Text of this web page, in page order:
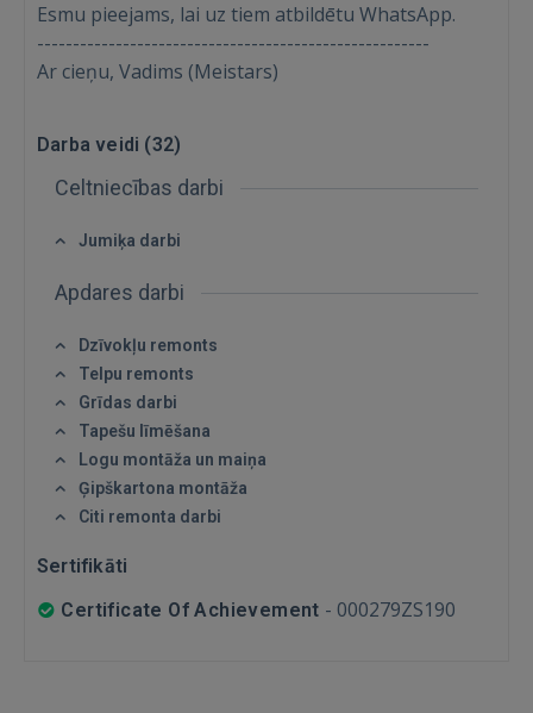
Ienākt
Aizmirsāt paroli?
 Sign in with Apple
REĢISTRĀCIJA
Esmu pieejams, lai uz tiem atbildētu WhatsApp.
-------------------------------------------------------
Ar cieņu, Vadims (Meistars)
Darba veidi (32)
Celtniecības darbi
Jumiķa darbi
Apdares darbi
Dzīvokļu remonts
Telpu remonts
Grīdas darbi
Tapešu līmēšana
Logu montāža un maiņa
Ģipškartona montāža
Citi remonta darbi
Sertifikāti
Certificate Of Achievement - 000279ZS190